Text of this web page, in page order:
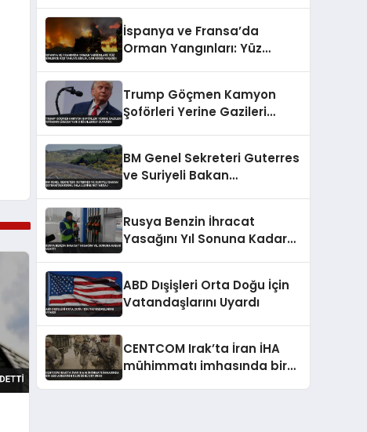
İspanya ve Fransa’da
Orman Yangınları: Yüz
Trump Göçmen Kamyon
Şoförleri Yerine Gazileri
BM Genel Sekreteri Guterres
ve Suriyeli Bakan
Rusya Benzin İhracat
Yasağını Yıl Sonuna Kadar
ABD Dışişleri Orta Doğu İçin
Vatandaşlarını Uyardı
CENTCOM Irak’ta İran İHA
mühimmatı imhasında bir